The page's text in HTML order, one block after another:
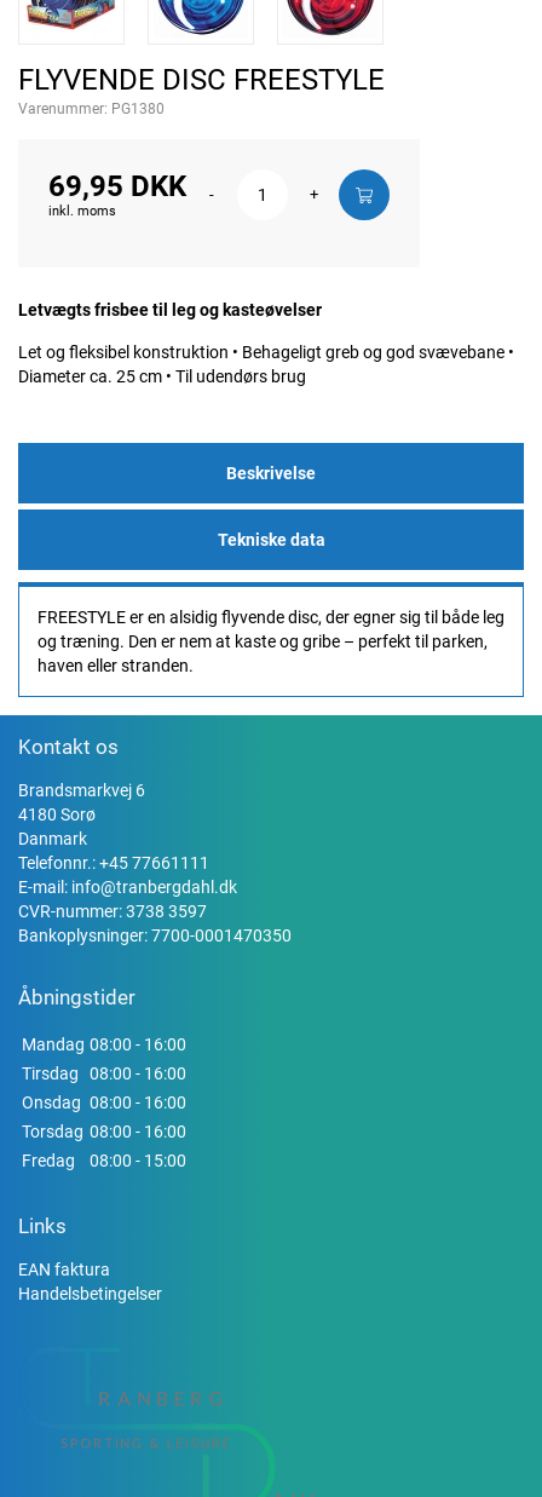
FLYVENDE DISC FREESTYLE
Varenummer: PG1380
69,95 DKK
inkl. moms
- +
Letvægts frisbee til leg og kasteøvelser
Let og fleksibel konstruktion • Behageligt greb og god svævebane •
Diameter ca. 25 cm • Til udendørs brug
Beskrivelse
Tekniske data
FREESTYLE er en alsidig flyvende disc, der egner sig til både leg
og træning. Den er nem at kaste og gribe – perfekt til parken,
haven eller stranden.
Kontakt os
Brandsmarkvej 6
4180 Sorø
Danmark
Telefonnr.:+45 77661111
E-mail: info@tranbergdahl.dk
CVR-nummer: 3738 3597
Bankoplysninger: 7700-0001470350
Åbningstider
Mandag 08:00 - 16:00
Tirsdag
08:00 - 16:00
Onsdag 08:00 - 16:00
Torsdag 08:00 - 16:00
Fredag
08:00 - 15:00
Links
EAN faktura
Handelsbetingelser